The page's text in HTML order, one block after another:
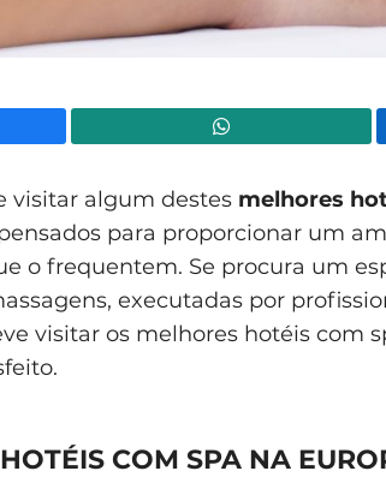
visitar algum destes melhores
para proporcionar um
o frequentem. Se procura um
executadas por
visitar os melhores hotéis com
COM SPA NA